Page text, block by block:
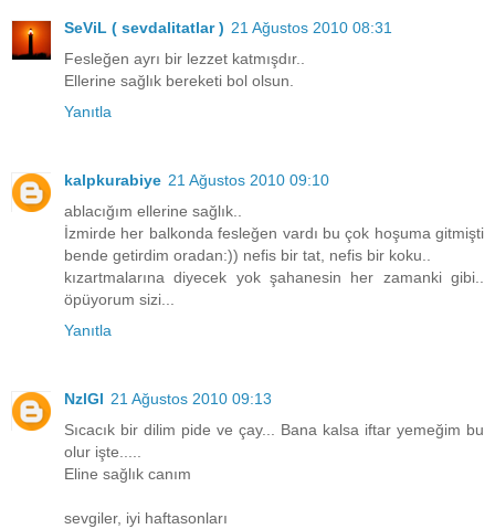
SeViL ( sevdalitatlar ) 21 Ağustos 2010 08:31
Fesleğen ayrı bir lezzet katmışdır..
Ellerine sağlık bereketi bol olsun.
Yanıtla
kalpkurabiye 21 Ağustos 2010 09:10
ablacığım ellerine sağlık..
İzmirde her balkonda fesleğen vardı bu çok hoşuma gitmişti
bende getirdim oradan:)) nefis bir tat, nefis bir koku..
kızartmalarına diyecek yok şahanesin her zamanki gibi..
öpüyorum sizi...
Yanıtla
NzlGl 21 Ağustos 2010 09:13
Sıcacık bir dilim pide ve çay... Bana kalsa iftar yemeğim bu
olur işte.....
Eline sağlık canım
sevgiler, iyi haftasonları